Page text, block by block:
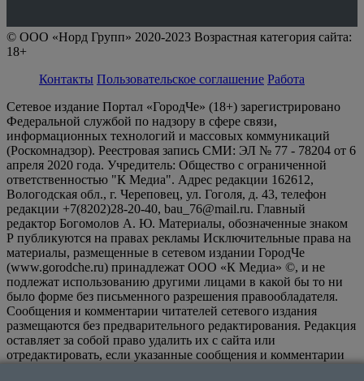
© ООО «Норд Групп» 2020-2023 Возрастная категория сайта:
18+
Контакты Пользовательское соглашение Работа
Сетевое издание Портал «ГородЧе» (18+) зарегистрировано
Федеральной службой по надзору в сфере связи,
информационных технологий и массовых коммуникаций
(Роскомнадзор). Реестровая запись СМИ: ЭЛ № 77 - 78204 от 6
апреля 2020 года. Учредитель: Общество с ограниченной
ответственностью "К Медиа". Адрес редакции 162612,
Вологодская обл., г. Череповец, ул. Гоголя, д. 43, телефон
редакции +7(8202)28-20-40, bau_76@mail.ru. Главный
редактор Богомолов А. Ю. Материалы, обозначенные знаком
Р публикуются на правах рекламы Исключительные права на
материалы, размещенные в сетевом издании ГородЧе
(www.gorodche.ru) принадлежат ООО «К Медиа» ©, и не
подлежат использованию другими лицами в какой бы то ни
было форме без письменного разрешения правообладателя.
Сообщения и комментарии читателей сетевого издания
размещаются без предварительного редактирования. Редакция
оставляет за собой право удалить их с сайта или
отредактировать, если указанные сообщения и комментарии